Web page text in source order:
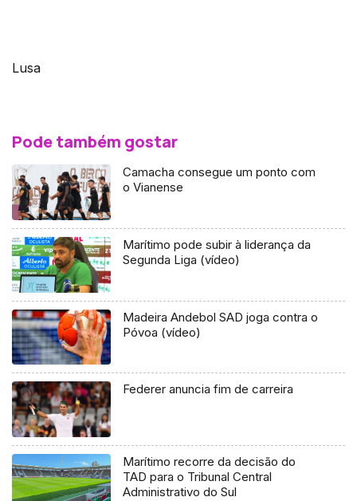
Lusa
Pode também gostar
Camacha consegue um ponto com
o Vianense
Marítimo pode subir à liderança da
Segunda Liga (vídeo)
Madeira Andebol SAD joga contra o
Póvoa (vídeo)
Federer anuncia fim de carreira
Marítimo recorre da decisão do
TAD para o Tribunal Central
Administrativo do Sul